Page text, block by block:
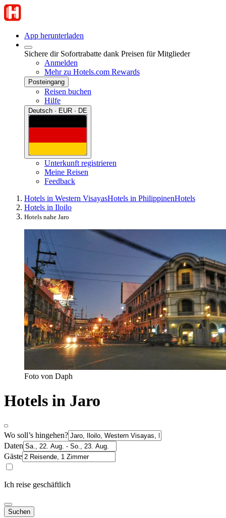
App herunterladen
Sichere dir Sofortrabatte dank Preisen für Mitglieder
Anmelden
Mehr zu Hotels.com Rewards
Posteingang
Reisen buchen
Hilfe
Deutsch · EUR · DE
Unterkunft registrieren
Meine Reisen
Feedback
Hotels in Western VisayasHotels in PhilippinenHotels
Hotels in Iloilo
Hotels nahe Jaro
Foto von Daph
Hotels in Jaro
Wo soll’s hingehen?
Daten
Gäste
Ich reise geschäftlich
Suchen